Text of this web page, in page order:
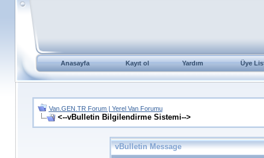
Anasayfa Kayıt ol Yardım Üye
Van.GEN.TR Forum | Yerel Van Forumu
<--vBulletin Bilgilendirme Sistemi-->
vBulletin Message